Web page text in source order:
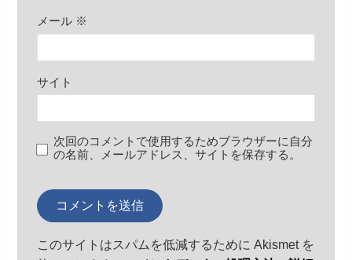
メール ※
サイト
次回のコメントで使用するためブラウザーに自分
の名前、メールアドレス、サイトを保存する。
このサイトはスパムを低減するために Akismet を